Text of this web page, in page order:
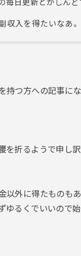
毎日更新とかしん
収入を得たいなあ
持つ方への記事にな
を折るようで申し訳
以外に得たものも
ゆるくでいいので